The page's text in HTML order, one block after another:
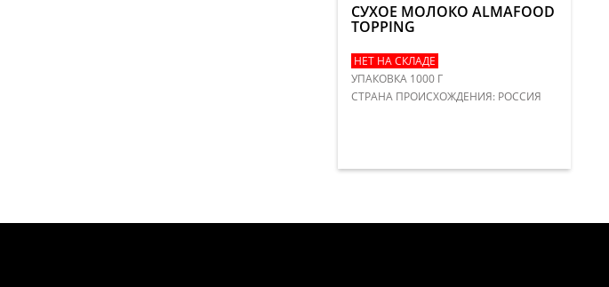
СУХОЕ МОЛОКО ALMAFOOD
TOPPING
НЕТ НА СКЛАДЕ
УПАКОВКА 1000 Г
​СТРАНА ПРОИСХОЖДЕНИЯ: РОССИЯ